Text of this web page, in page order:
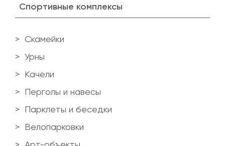
Спортивные комплексы
Скамейки
Урны
Качели
Перголы и навесы
Парклеты и беседки
Велопарковки